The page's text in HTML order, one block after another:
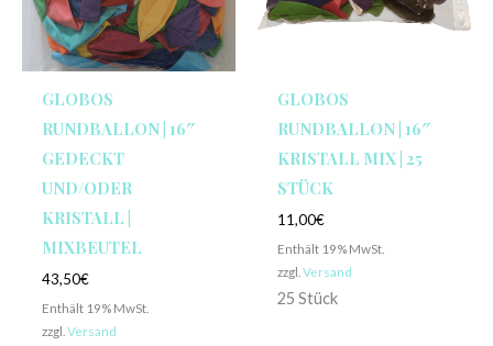
GLOBOS
RUNDBALLON | 16″
GEDECKT
UND/ODER
KRISTALL |
MIXBEUTEL
43,50€
Enthält 19% MwSt.
zzgl. Versand
GLOBOS
RUNDBALLON | 16″
KRISTALL MIX | 25
STÜCK
11,00€
Enthält 19% MwSt.
zzgl. Versand
25 Stück